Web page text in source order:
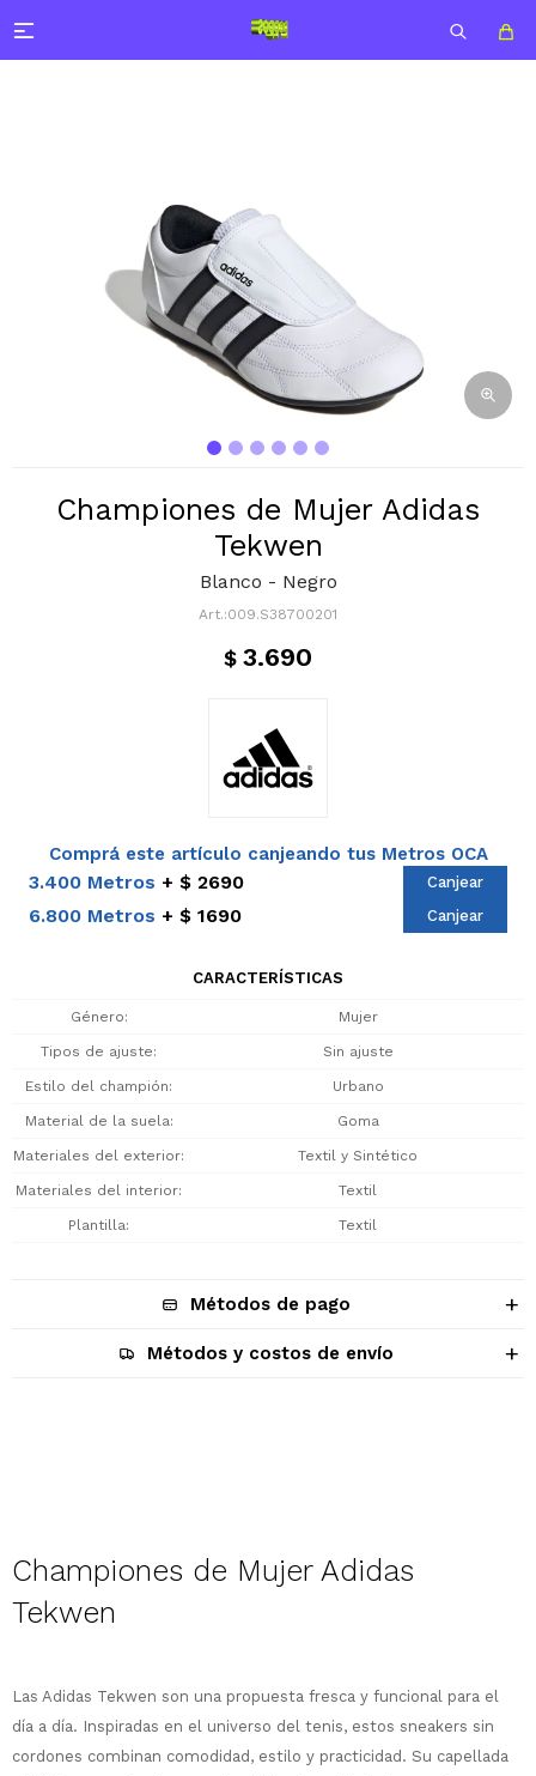

Championes de Mujer Adidas
Tekwen
Blanco - Negro
009.S38700201
$ 3.690
Comprá este artículo canjeando tus Metros OCA
3.400 Metros $ 2690 Canjear
6.800 Metros $ 1690 Canjear
CARACTERÍSTICAS
Género Mujer
Tipos de ajuste Sin ajuste
Estilo del champión Urbano
Material de la suela Goma
Materiales del exterior Textil y Sintético
Materiales del interior Textil
Plantilla Textil
Métodos de pago
Métodos y costos de envío
Championes de Mujer Adidas
Tekwen
Las Adidas Tekwen son una propuesta fresca y funcional para el
día a día. Inspiradas en el universo del tenis, estos sneakers sin
cordones combinan comodidad, estilo y practicidad. Su capellada
comprar!
Comprá en 3 cuotas sin recargo o hasta